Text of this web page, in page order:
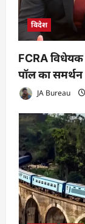
विदेश
FCRA विधेयक
पॉल का समर्थन
JA Bureau